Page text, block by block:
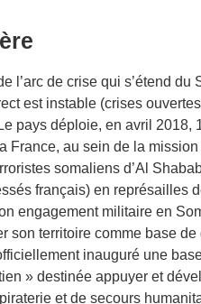
l’arc de crise qui s’étend du
est instable (crises
pays déploie, en avril 2018,
France, au sein de la
somaliens d’Al
français) en représailles
engagement militaire en
son territoire comme base
inauguré une
» destinée appuyer et
et de secours